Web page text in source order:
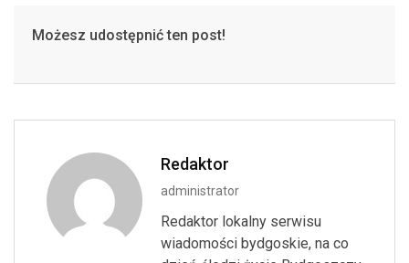
Możesz udostępnić ten post!
Redaktor
administrator
Redaktor lokalny serwisu
wiadomości bydgoskie, na co